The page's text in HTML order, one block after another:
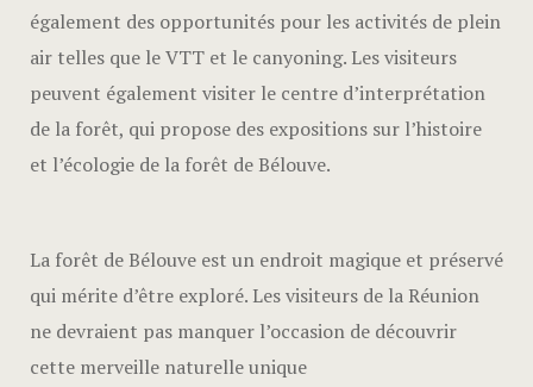
également des opportunités pour les activités de plein
air telles que le VTT et le canyoning. Les visiteurs
peuvent également visiter le centre d’interprétation
de la forêt, qui propose des expositions sur l’histoire
et l’écologie de la forêt de Bélouve.
La forêt de Bélouve est un endroit magique et préservé
qui mérite d’être exploré. Les visiteurs de la Réunion
ne devraient pas manquer l’occasion de découvrir
cette merveille naturelle unique